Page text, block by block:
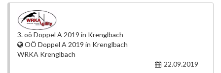
3. oö Doppel A 2019 in Krenglbach
OÖ Doppel A 2019 in Krenglbach
WRKA Krenglbach
22.09.2019